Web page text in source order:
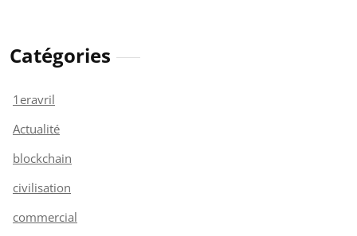
Catégories
1eravril
Actualité
blockchain
civilisation
commercial